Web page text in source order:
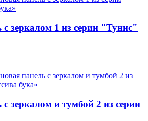
с зеркалом 1 из серии "Тунис"
с зеркалом и тумбой 2 из серии